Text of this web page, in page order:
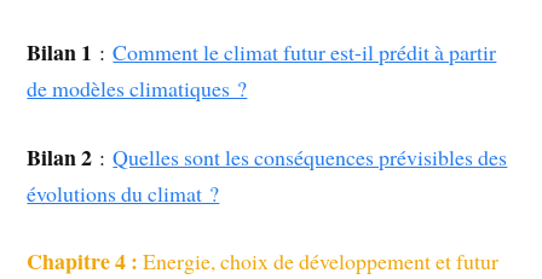
Bilan 1 :Comment le climat futur est-il prédit à partir
de modèles climatiques ?
Bilan 2 :Quelles sont les conséquences prévisibles des
évolutions du climat ?
Chapitre 4 : Energie, choix de développement et futur